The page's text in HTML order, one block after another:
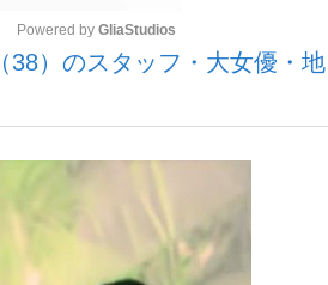
「クマが悪者扱いされているのが悲し
いまさら聞けない資産運
Powered by GliaStudios
）のスタッフ・大女優・地